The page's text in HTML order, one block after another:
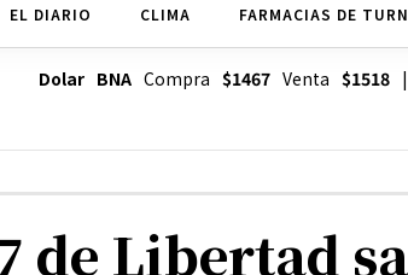
EL DIARIO CLIMA FARMACIAS DE
Dolar BNACompra $1467Venta $1518|
de Libertad